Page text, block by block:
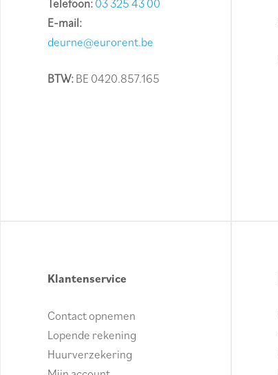
Telefoon:03 325 43 00
E-mail:
deurne@eurorent.be
BTW:BE 0420.857.165
Klantenservice
Contact opnemen
Lopende rekening
Huurverzekering